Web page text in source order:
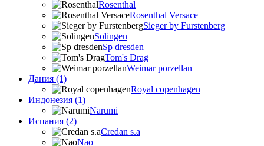
Rosenthal
Rosenthal Versace
Sieger by Furstenberg
Solingen
Sp dresden
Tom's Drag
Weimar porzellan
Дания (1)
Royal copenhagen
Индонезия (1)
Narumi
Испания (2)
Credan s.a
Nao